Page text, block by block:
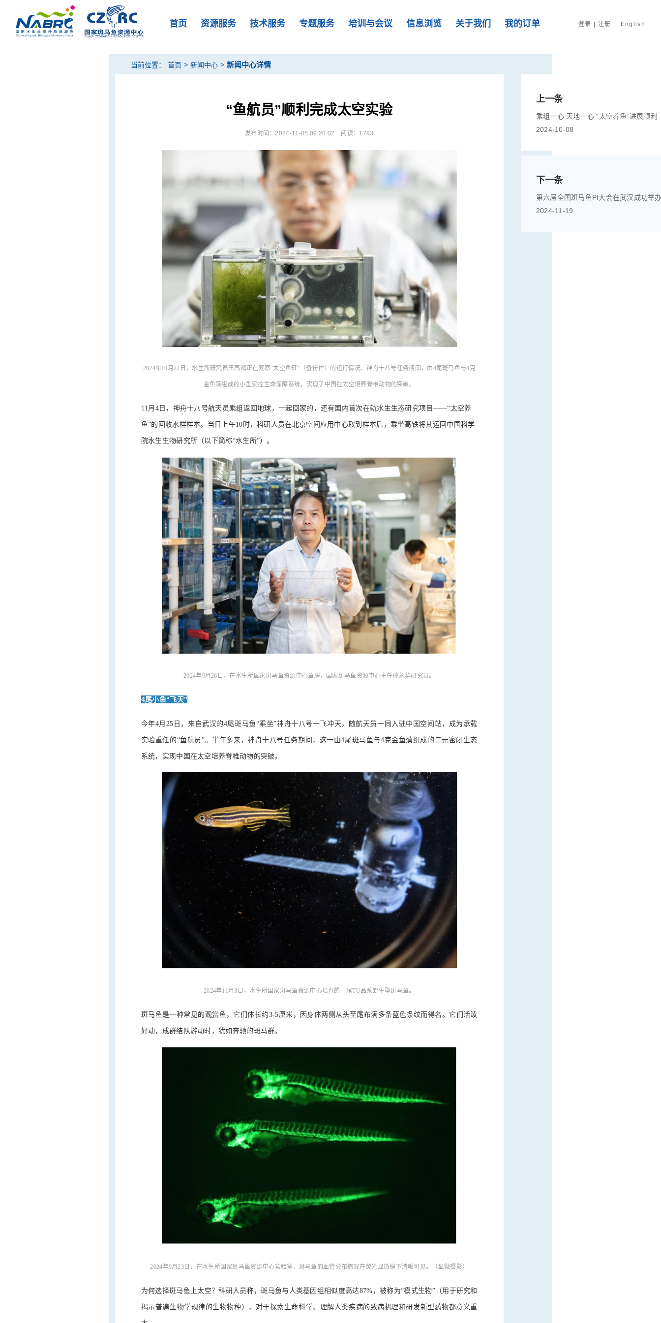
首页 资源服务 技术服务 专题服务 培训与会议 信息浏览 关于我们 我的订单 登录 | 注册 English
当前位置： 首页 > 新闻中心 > 新闻中心详情
“鱼航员”顺利完成太空实验
发布时间：2024-11-05 09:20:02 阅读：1793
2024年10月22日，水生所研究员王高鸿正在观察“太空鱼缸”（备份件）的运行情况。神舟十八号任务期间，由4尾斑马鱼与4克
金鱼藻组成的小型受控生命保障系统，实现了中国在太空培养脊椎动物的突破。
11月4日，神舟十八号航天员乘组返回地球，一起回家的，还有国内首次在轨水生生态研究项目——“太空养
鱼”的回收水样样本。当日上午10时，科研人员在北京空间应用中心取到样本后，乘坐高铁将其运回中国科学
院水生生物研究所（以下简称“水生所”）。
2024年9月26日，在水生所国家斑马鱼资源中心鱼房，国家斑马鱼资源中心主任孙永华研究员。
4尾小鱼“飞天”
今年4月25日，来自武汉的4尾斑马鱼“乘坐”神舟十八号一飞冲天，随航天员一同入驻中国空间站，成为承载
实验重任的“鱼航员”。半年多来，神舟十八号任务期间，这一由4尾斑马鱼与4克金鱼藻组成的二元密闭生态
系统，实现中国在太空培养脊椎动物的突破。
2024年11月3日，水生所国家斑马鱼资源中心培育的一尾TU品系野生型斑马鱼。
斑马鱼是一种常见的观赏鱼，它们体长约3-5厘米，因身体两侧从头至尾布满多条蓝色条纹而得名。它们活泼
好动，成群结队游动时，犹如奔驰的斑马群。
2024年9月23日，在水生所国家斑马鱼资源中心实验室，斑马鱼的血管分布情况在荧光显微镜下清晰可见。（显微摄影）
为何选择斑马鱼上太空？科研人员称，斑马鱼与人类基因组相似度高达87%，被称为“模式生物”（用于研究和
揭示普遍生物学规律的生物物种），对于探索生命科学、理解人类疾病的致病机理和研发新型药物都意义重
上一条
乘组一心 天地一心 “太空养鱼”进展顺利
2024-10-08
下一条
第六届全国斑马鱼PI大会在武汉成功举
2024-11-19